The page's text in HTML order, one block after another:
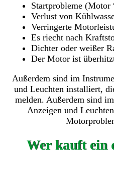
Startprobleme (Motor
Verlust von
Verringerte
Es riecht nach
Dichter oder weißer
Der Motor ist
Außerdem sind im
und Leuchten installiert,
melden. Außerdem sind
Anzeigen und
Wer kauft ein